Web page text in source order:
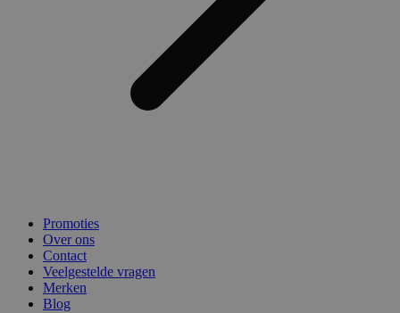
Promoties
Over ons
Contact
Veelgestelde vragen
Merken
Blog